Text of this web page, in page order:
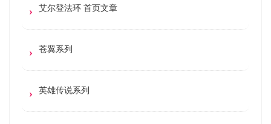
艾尔登法环 首页文章
苍翼系列
英雄传说系列